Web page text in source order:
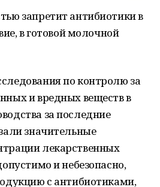
запретит антибиотики в
в готовой молочной
по контролю за
и вредных веществ в
за последние
значительные
лекарственных
и небезопасно,
с антибиотиками,